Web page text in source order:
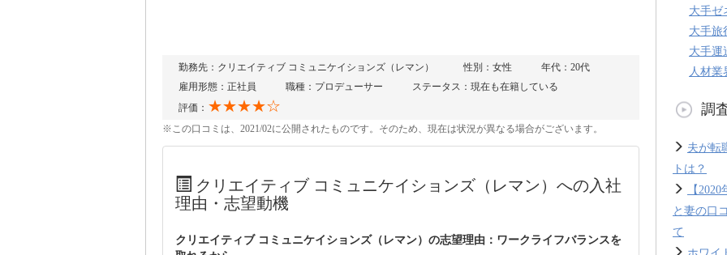
勤務先：クリエイティブ コミュニケイションズ（レマン） 性別：女性
年代：20代
雇用形態：正社員
職種：プロデューサー
ステータス：現在も在籍している
評価： ★★★★☆
※この口コミは、2021/02に公開されたものです。そのため、現在は状況が異なる場合がございます。
クリエイティブ コミュニケイションズ（レマン）への入社
理由・志望動機
クリエイティブ コミュニケイションズ（レマン）の志望理由：ワークライフバランスを
大手ゼ
大手旅
大手運
人材業
調
夫が転
トは？
【
と妻の口
て